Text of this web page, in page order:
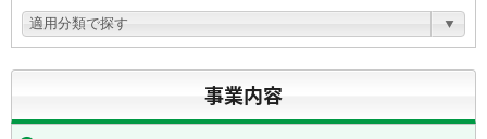
事業内容